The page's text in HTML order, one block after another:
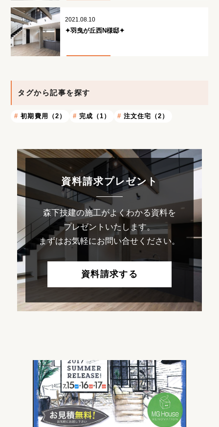
2021.08.10
✦羽曳が丘西N様邸✦
タグから記事を探す
初期費用（2） 完成（1） 注文住宅（2）
資料請求プレゼント
森下技建の施工がよくわかる資料を
プレゼントいたします。
まずはお気軽にお問い合せください。
資料請求する